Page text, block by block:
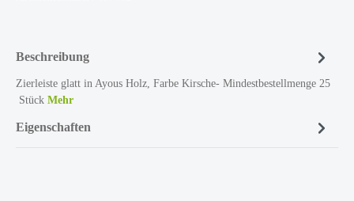
Beschreibung
Zierleiste glatt in Ayous Holz, Farbe Kirsche- Mindestbestellmenge 25
Stück Mehr
Eigenschaften